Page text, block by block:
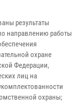
результаты
направлению работы
охране
Федерации,
лиц на
охраны;